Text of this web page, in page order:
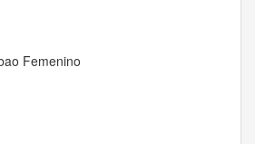
Femenino